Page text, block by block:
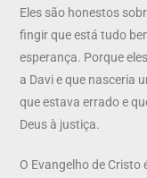
Eles são honestos
fingir que está tudo
esperança. Porque
a Davi e que nasceria
que estava errado e
Deus à justiça.
O Evangelho de Cristo